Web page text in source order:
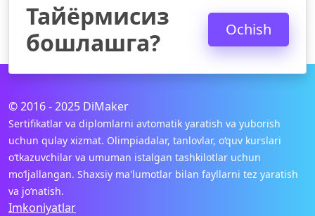
Тайёрмисиз
бошлашга?
Ochish
© 2016 - 2025 DiMaker
Sertifikatlar va diplomlarni avtomatik yaratish va yuborish
uchun qulay xizmat. Olimpiadalar, tanlovlar, o‘quv kurslari
o‘tkazuvchilar va umuman istalgan tashkilotlar uchun
mo‘ljallangan. Shaxsiy ma'lumotlar bilan fayllarni tez yaratish
va jo‘natish.
Imkoniyatlar